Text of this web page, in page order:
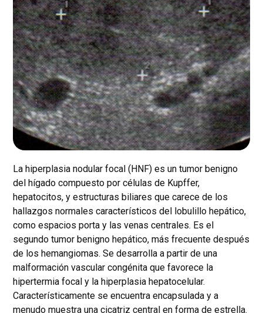
La hiperplasia nodular focal (HNF) es un tumor benigno
del hígado compuesto por células de Kupffer,
hepatocitos, y estructuras biliares que carece de los
hallazgos normales característicos del lobulillo hepático,
como espacios porta y las venas centrales. Es el
segundo tumor benigno hepático, más frecuente después
de los hemangiomas. Se desarrolla a partir de una
malformación vascular congénita que favorece la
hipertermia focal y la hiperplasia hepatocelular.
Característicamente se encuentra encapsulada y a
menudo muestra una cicatriz central en forma de estrella.